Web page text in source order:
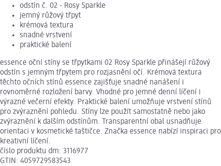
odstín č. 02 - Rosy Sparkle
jemný růžový třpyt
krémová textura
snadné vrstvení
praktické balení
essence oční stíny se třpytkami 02 Rosy Sparkle přinášejí růžový
odstín s jemným třpytem pro rozjasnění očí. Krémová textura
těchto očních stínů essence zajišťuje snadné nanášení i
rovnoměrné rozložení barvy. Vhodné pro jemné denní líčení i
výrazné večerní efekty. Praktické balení umožňuje vrstvení stínů
pro zvýraznění pohledu. Stíny lze použít samostatně nebo jako
zvýraznění k dalším odstínům. Transparentní obal usnadňuje
orientaci v kosmetické taštičce. Značka essence nabízí inspiraci pro
kreativní líčení.
číslo produktu dm: 3116977
GTIN: 4059729583543